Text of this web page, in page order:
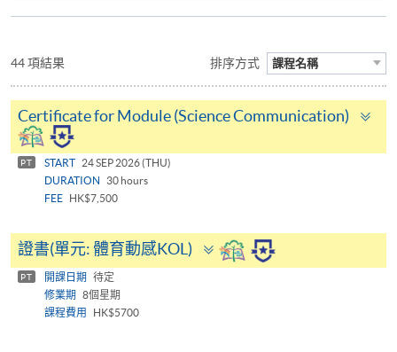
44 項結果 排序方式 課程名稱
Certificate for Module (Science Communication)
PT START
24 SEP 2026 (THU)
DURATION
30 hours
FEE
HK$7,500
證書(單元: 體育動感KOL)
Toggle
panel
PT 開課日期
待定
修業期
8個星期
課程費用
HK$5700